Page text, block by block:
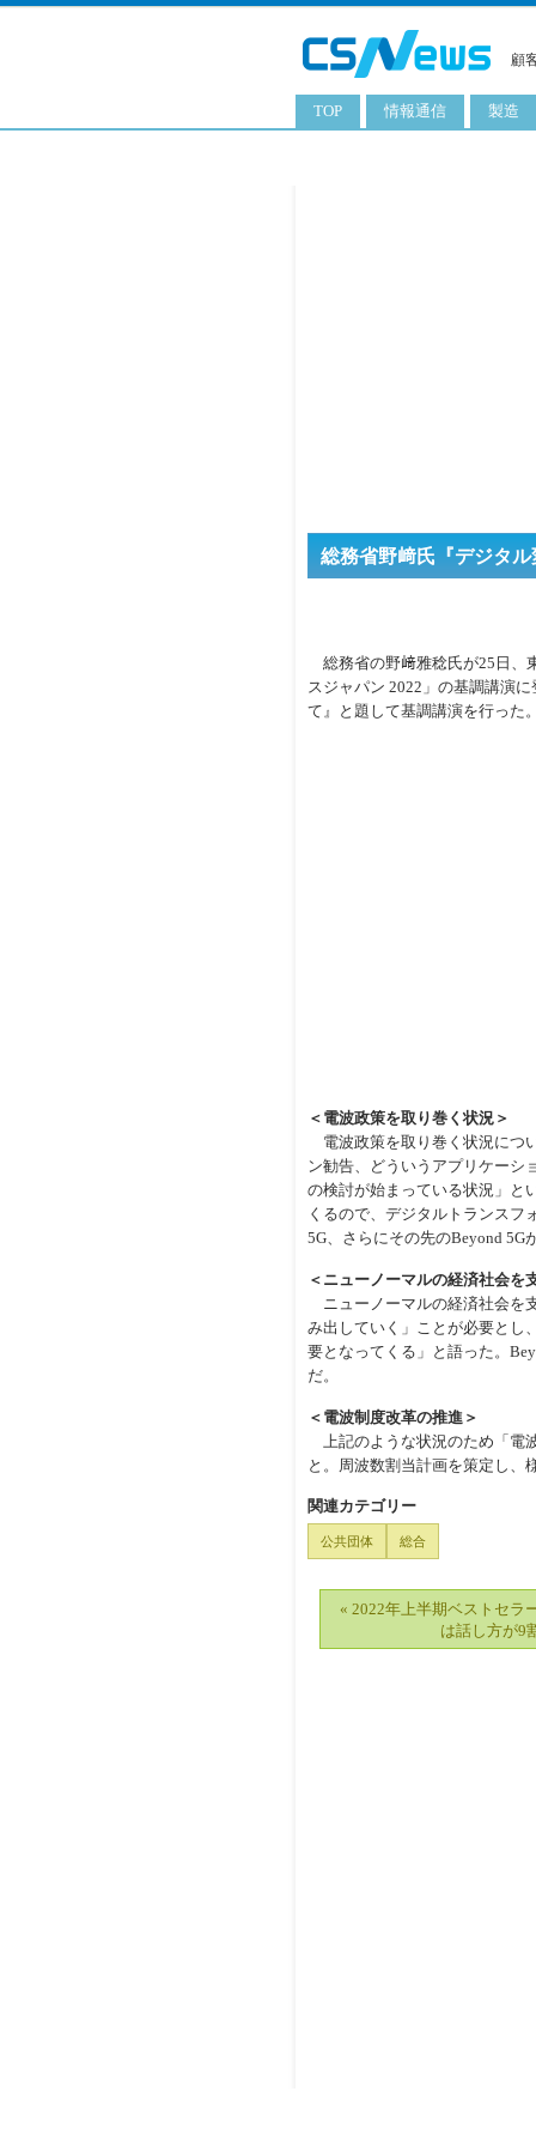
顧
TOP 情報通信 製造
総務省野﨑氏『デジタ
総務省の野﨑雅稔氏が25日、
スジャパン 2022」の基調講演
て』と題して基調講演を行った
＜電波政策を取り巻く状況＞
電波政策を取り巻く状況につ
ン勧告、どういうアプリケーシ
の検討が始まっている状況」と
くるので、デジタルトランスフ
5G、さらにその先のBeyond
＜ニューノーマルの経済社会を
ニューノーマルの経済社会を
み出していく」ことが必要とし
要となってくる」と語った。
だ。
＜電波制度改革の推進＞
上記のような状況のため「電
と。周波数割当計画を策定し、
関連カテゴリー
公共団体 総合
« 2022年上半期ベストセラ
は話し方が9